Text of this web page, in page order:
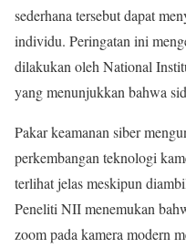
sederhana tersebut dapat
individu. Peringatan ini
dilakukan oleh National
yang menunjukkan bahwa
Pakar keamanan siber
perkembangan teknologi
terlihat jelas meskipun
Peneliti NII menemukan
zoom pada kamera modern